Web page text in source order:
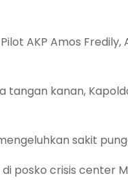
AKP Amos
kanan,
sakit
posko crisis center